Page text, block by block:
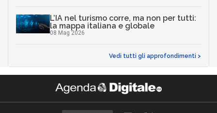
L’IA nel turismo corre, ma non per tutti:
la mappa italiana e globale
08 Mag 2026
Vedi tutti gli approfondimenti >